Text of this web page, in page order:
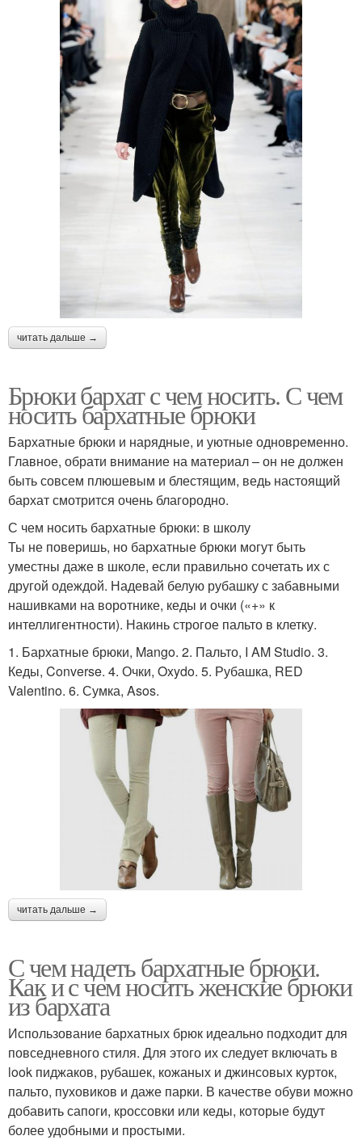
читать дальше →
Брюки бархат с чем носить. С чем
носить бархатные брюки
Бархатные брюки и нарядные, и уютные одновременно.
Главное, обрати внимание на материал – он не должен
быть совсем плюшевым и блестящим, ведь настоящий
бархат смотрится очень благородно.
С чем носить бархатные брюки: в школу
Ты не поверишь, но бархатные брюки могут быть
уместны даже в школе, если правильно сочетать их с
другой одеждой. Надевай белую рубашку с забавными
нашивками на воротнике, кеды и очки («+» к
интеллигентности). Накинь строгое пальто в клетку.
1. Бархатные брюки, Mango. 2. Пальто, I AM Studio. 3.
Кеды, Converse. 4. Очки, Oxydo. 5. Рубашка, RED
Valentino. 6. Сумка, Asos.
читать дальше →
С чем надеть бархатные брюки.
Как и с чем носить женские брюки
из бархата
Использование бархатных брюк идеально подходит для
повседневного стиля. Для этого их следует включать в
look пиджаков, рубашек, кожаных и джинсовых курток,
пальто, пуховиков и даже парки. В качестве обуви можно
добавить сапоги, кроссовки или кеды, которые будут
более удобными и простыми.